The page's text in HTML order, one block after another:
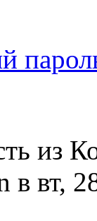
из
в вт,